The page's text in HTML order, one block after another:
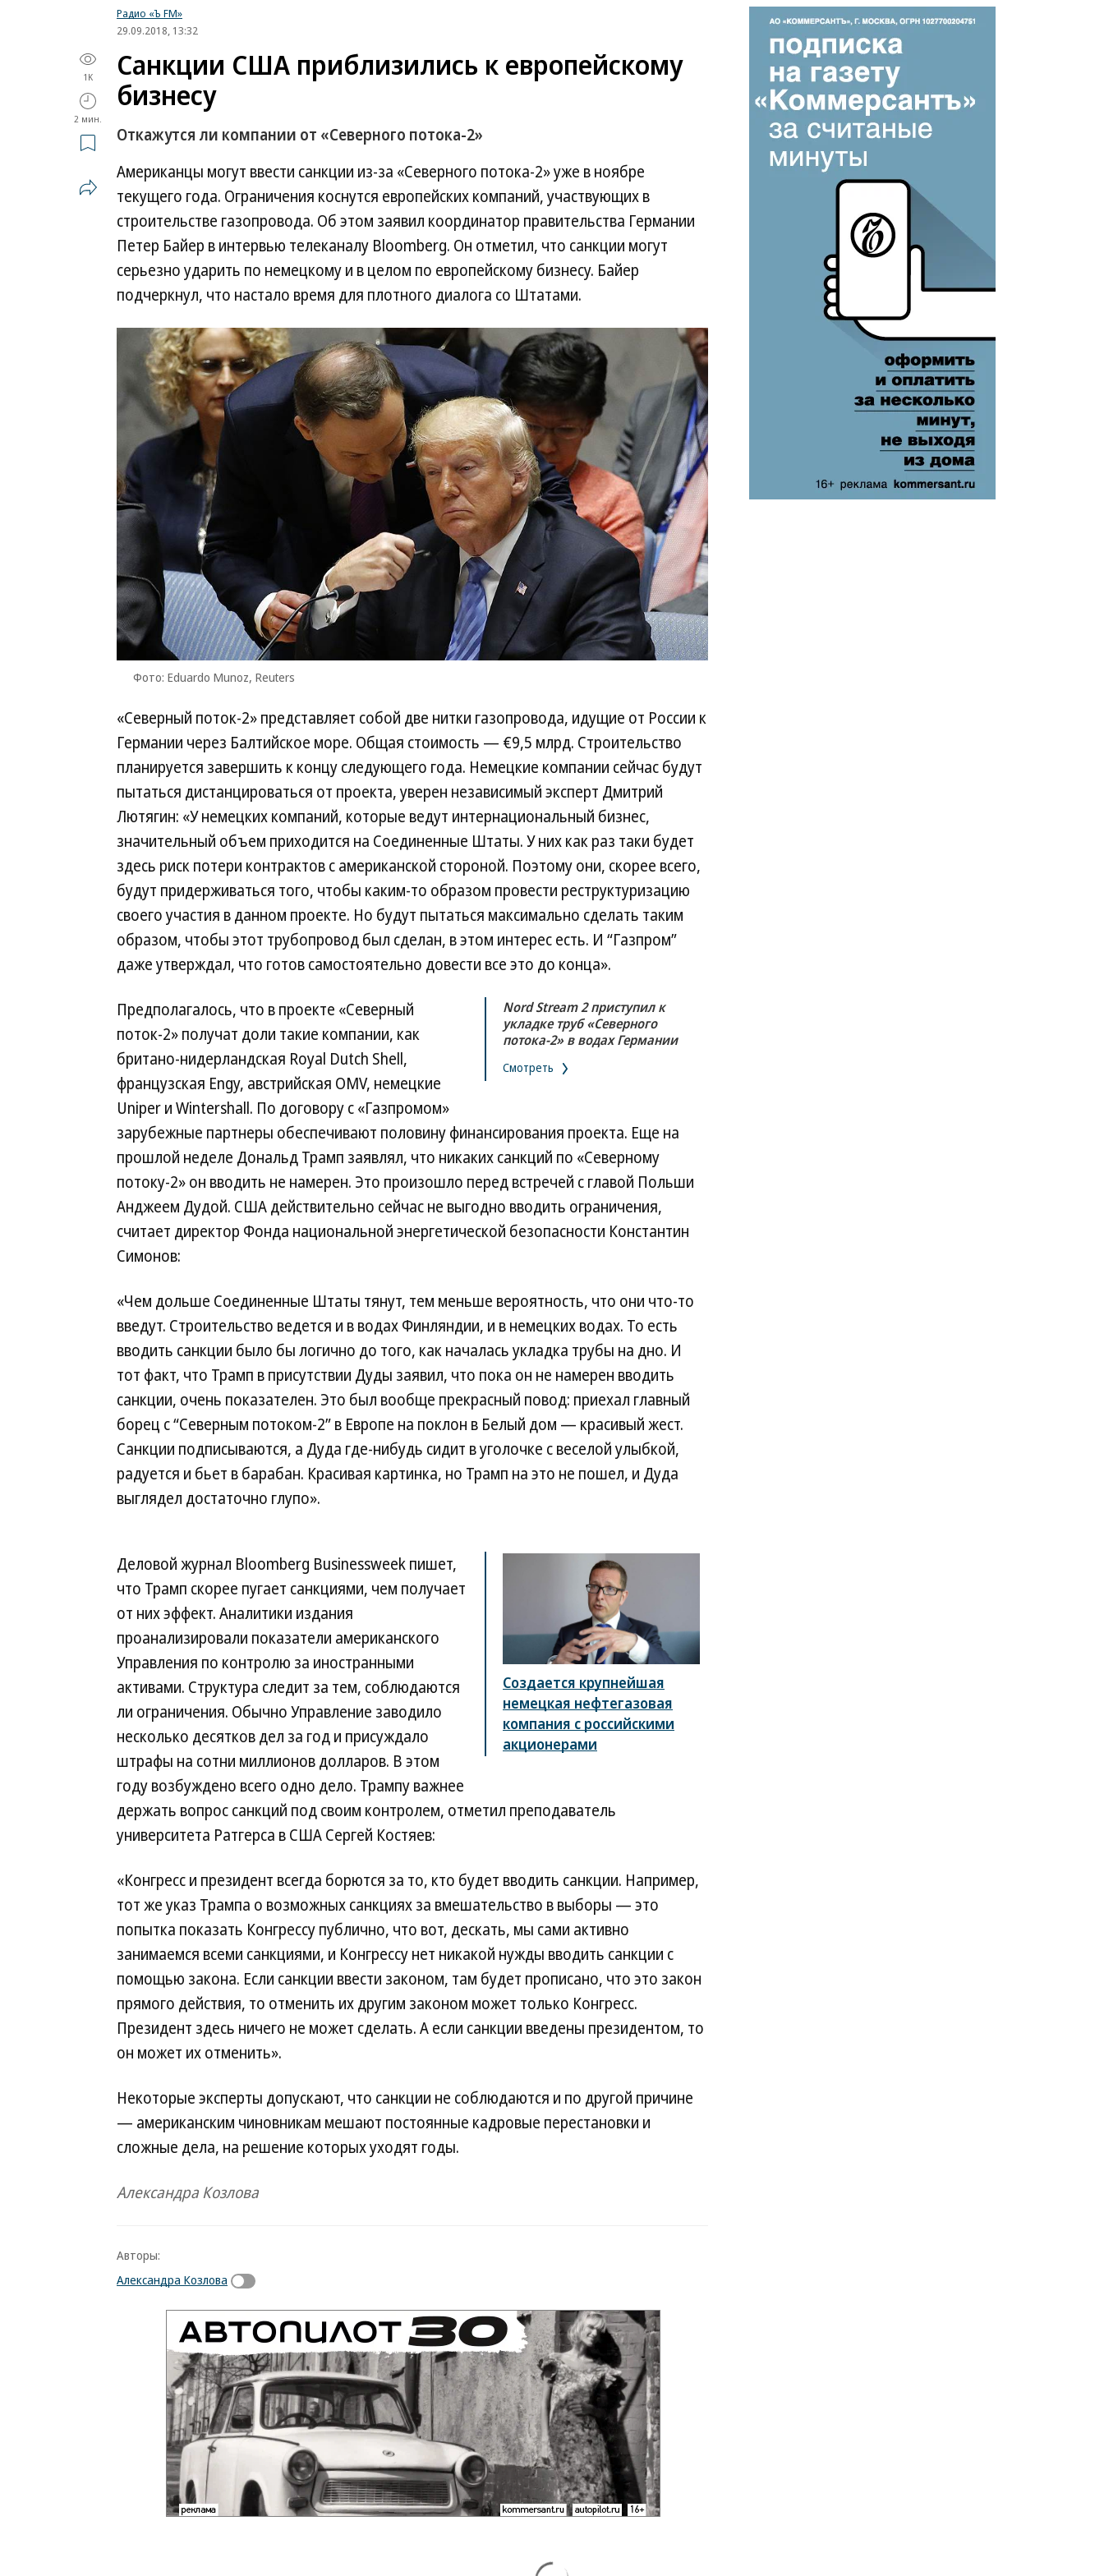
Радио «Ъ FM»
29.09.2018, 13:32
1K
2 мин.
Санкции США приблизились к европейскому
бизнесу
Откажутся ли компании от «Северного потока-2»
Американцы могут ввести санкции из-за «Северного потока-2» уже в ноябре
текущего года. Ограничения коснутся европейских компаний, участвующих в
строительстве газопровода. Об этом заявил координатор правительства Германии
Петер Байер в интервью телеканалу Bloomberg. Он отметил, что санкции могут
серьезно ударить по немецкому и в целом по европейскому бизнесу. Байер
подчеркнул, что настало время для плотного диалога со Штатами.
Фото: Eduardo Munoz, Reuters
«Северный поток-2» представляет собой две нитки газопровода, идущие от России к
Германии через Балтийское море. Общая стоимость — €9,5 млрд. Строительство
планируется завершить к концу следующего года. Немецкие компании сейчас будут
пытаться дистанцироваться от проекта, уверен независимый эксперт Дмитрий
Лютягин: «У немецких компаний, которые ведут интернациональный бизнес,
значительный объем приходится на Соединенные Штаты. У них как раз таки будет
здесь риск потери контрактов с американской стороной. Поэтому они, скорее всего,
будут придерживаться того, чтобы каким-то образом провести реструктуризацию
своего участия в данном проекте. Но будут пытаться максимально сделать таким
образом, чтобы этот трубопровод был сделан, в этом интерес есть. И “Газпром”
даже утверждал, что готов самостоятельно довести все это до конца».
Nord Stream 2 приступил к
укладке труб «Северного
потока-2» в водах Германии
Смотреть
Предполагалось, что в проекте «Северный
поток-2» получат доли такие компании, как
британо-нидерландская Royal Dutch Shell,
французская Engy, австрийская OMV, немецкие
Uniper и Wintershall. По договору с «Газпромом»
зарубежные партнеры обеспечивают половину финансирования проекта. Еще на
прошлой неделе Дональд Трамп заявлял, что никаких санкций по «Северному
потоку-2» он вводить не намерен. Это произошло перед встречей с главой Польши
Анджеем Дудой. США действительно сейчас не выгодно вводить ограничения,
считает директор Фонда национальной энергетической безопасности Константин
Симонов:
«Чем дольше Соединенные Штаты тянут, тем меньше вероятность, что они что-то
введут. Строительство ведется и в водах Финляндии, и в немецких водах. То есть
вводить санкции было бы логично до того, как началась укладка трубы на дно. И
тот факт, что Трамп в присутствии Дуды заявил, что пока он не намерен вводить
санкции, очень показателен. Это был вообще прекрасный повод: приехал главный
борец с “Северным потоком-2” в Европе на поклон в Белый дом — красивый жест.
Санкции подписываются, а Дуда где-нибудь сидит в уголочке с веселой улыбкой,
радуется и бьет в барабан. Красивая картинка, но Трамп на это не пошел, и Дуда
выглядел достаточно глупо».
Создается крупнейшая
немецкая нефтегазовая
компания с российскими
акционерами
Деловой журнал Bloomberg Businessweek пишет,
что Трамп скорее пугает санкциями, чем получает
от них эффект. Аналитики издания
проанализировали показатели американского
Управления по контролю за иностранными
активами. Структура следит за тем, соблюдаются
ли ограничения. Обычно Управление заводило
несколько десятков дел за год и присуждало
штрафы на сотни миллионов долларов. В этом
году возбуждено всего одно дело. Трампу важнее
держать вопрос санкций под своим контролем, отметил преподаватель
университета Ратгерса в США Сергей Костяев:
«Конгресс и президент всегда борются за то, кто будет вводить санкции. Например,
тот же указ Трампа о возможных санкциях за вмешательство в выборы — это
попытка показать Конгрессу публично, что вот, дескать, мы сами активно
занимаемся всеми санкциями, и Конгрессу нет никакой нужды вводить санкции с
помощью закона. Если санкции ввести законом, там будет прописано, что это закон
прямого действия, то отменить их другим законом может только Конгресс.
Президент здесь ничего не может сделать. А если санкции введены президентом, то
он может их отменить».
Некоторые эксперты допускают, что санкции не соблюдаются и по другой причине
— американским чиновникам мешают постоянные кадровые перестановки и
сложные дела, на решение которых уходят годы.
Александра Козлова
Авторы:
Александра Козлова